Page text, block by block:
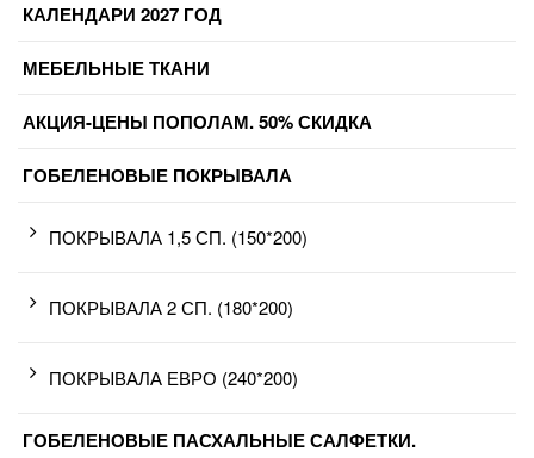
КАЛЕНДАРИ 2027 ГОД
МЕБЕЛЬНЫЕ ТКАНИ
АКЦИЯ-ЦЕНЫ ПОПОЛАМ. 50% СКИДКА
ГОБЕЛЕНОВЫЕ ПОКРЫВАЛА
ПОКРЫВАЛА 1,5 СП. (150*200)
ПОКРЫВАЛА 2 СП. (180*200)
ПОКРЫВАЛА ЕВРО (240*200)
ГОБЕЛЕНОВЫЕ ПАСХАЛЬНЫЕ САЛФЕТКИ.